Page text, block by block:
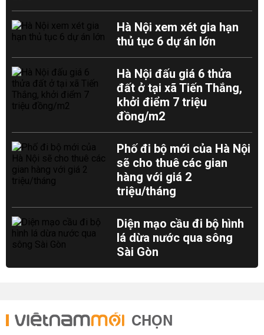
Hà Nội xem xét gia hạn
thủ tục 6 dự án lớn
Hà Nội đấu giá 6 thửa
đất ở tại xã Tiến Thắng,
khởi điểm 7 triệu
đồng/m2
Phố đi bộ mới của Hà Nội
sẽ cho thuê các gian
hàng với giá 2
triệu/tháng
Diện mạo cầu đi bộ hình
lá dừa nước qua sông
Sài Gòn
CHỌN